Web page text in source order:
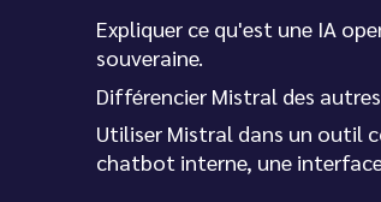
Expliquer ce qu'est une IA
souveraine.
Différencier Mistral des
Utiliser Mistral dans un outil
chatbot interne, une